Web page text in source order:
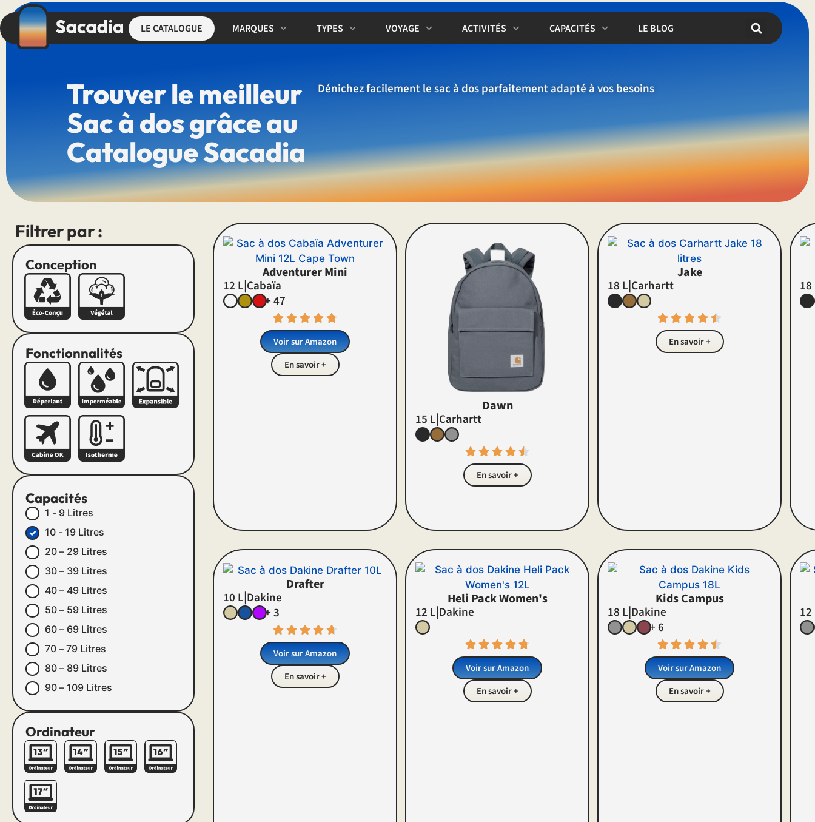
LE CATALOGUE MARQUES TYPES VOYAGE ACTIVITÉS CAPACITÉS LE BLOG
Trouver le meilleur
Sac à dos grâce au
Catalogue Sacadia
Dénichez facilement le sac à dos parfaitement adapté à vos besoins
Filtrer par :
Conception
Fonctionnalités
Capacités
1 - 9 Litres
10 - 19 Litres
20 – 29 Litres
30 – 39 Litres
40 – 49 Litres
50 – 59 Litres
60 – 69 Litres
70 – 79 Litres
80 – 89 Litres
90 – 109 Litres
Ordinateur
Adventurer Mini
12 L|Cabaïa
+ 47
Voir sur Amazon
En savoir +
Dawn
15 L|Carhartt
En savoir +
Jake
18 L|Carhartt
En savoir +
18
Drafter
10 L|Dakine
+ 3
Voir sur Amazon
En savoir +
Heli Pack Women's
12 L|Dakine
Voir sur Amazon
En savoir +
Kids Campus
18 L|Dakine
+ 6
Voir sur Amazon
En savoir +
12